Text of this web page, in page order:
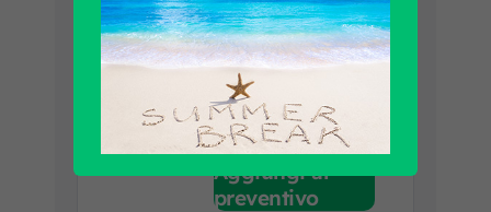
2600481
Marca prodotto:
CONTINENTAL
Applicazione:
DAF, IVECO, MAN,
RENAULT, SCANIA
Guarda la scheda prodotto
Aggiungi al
preventivo